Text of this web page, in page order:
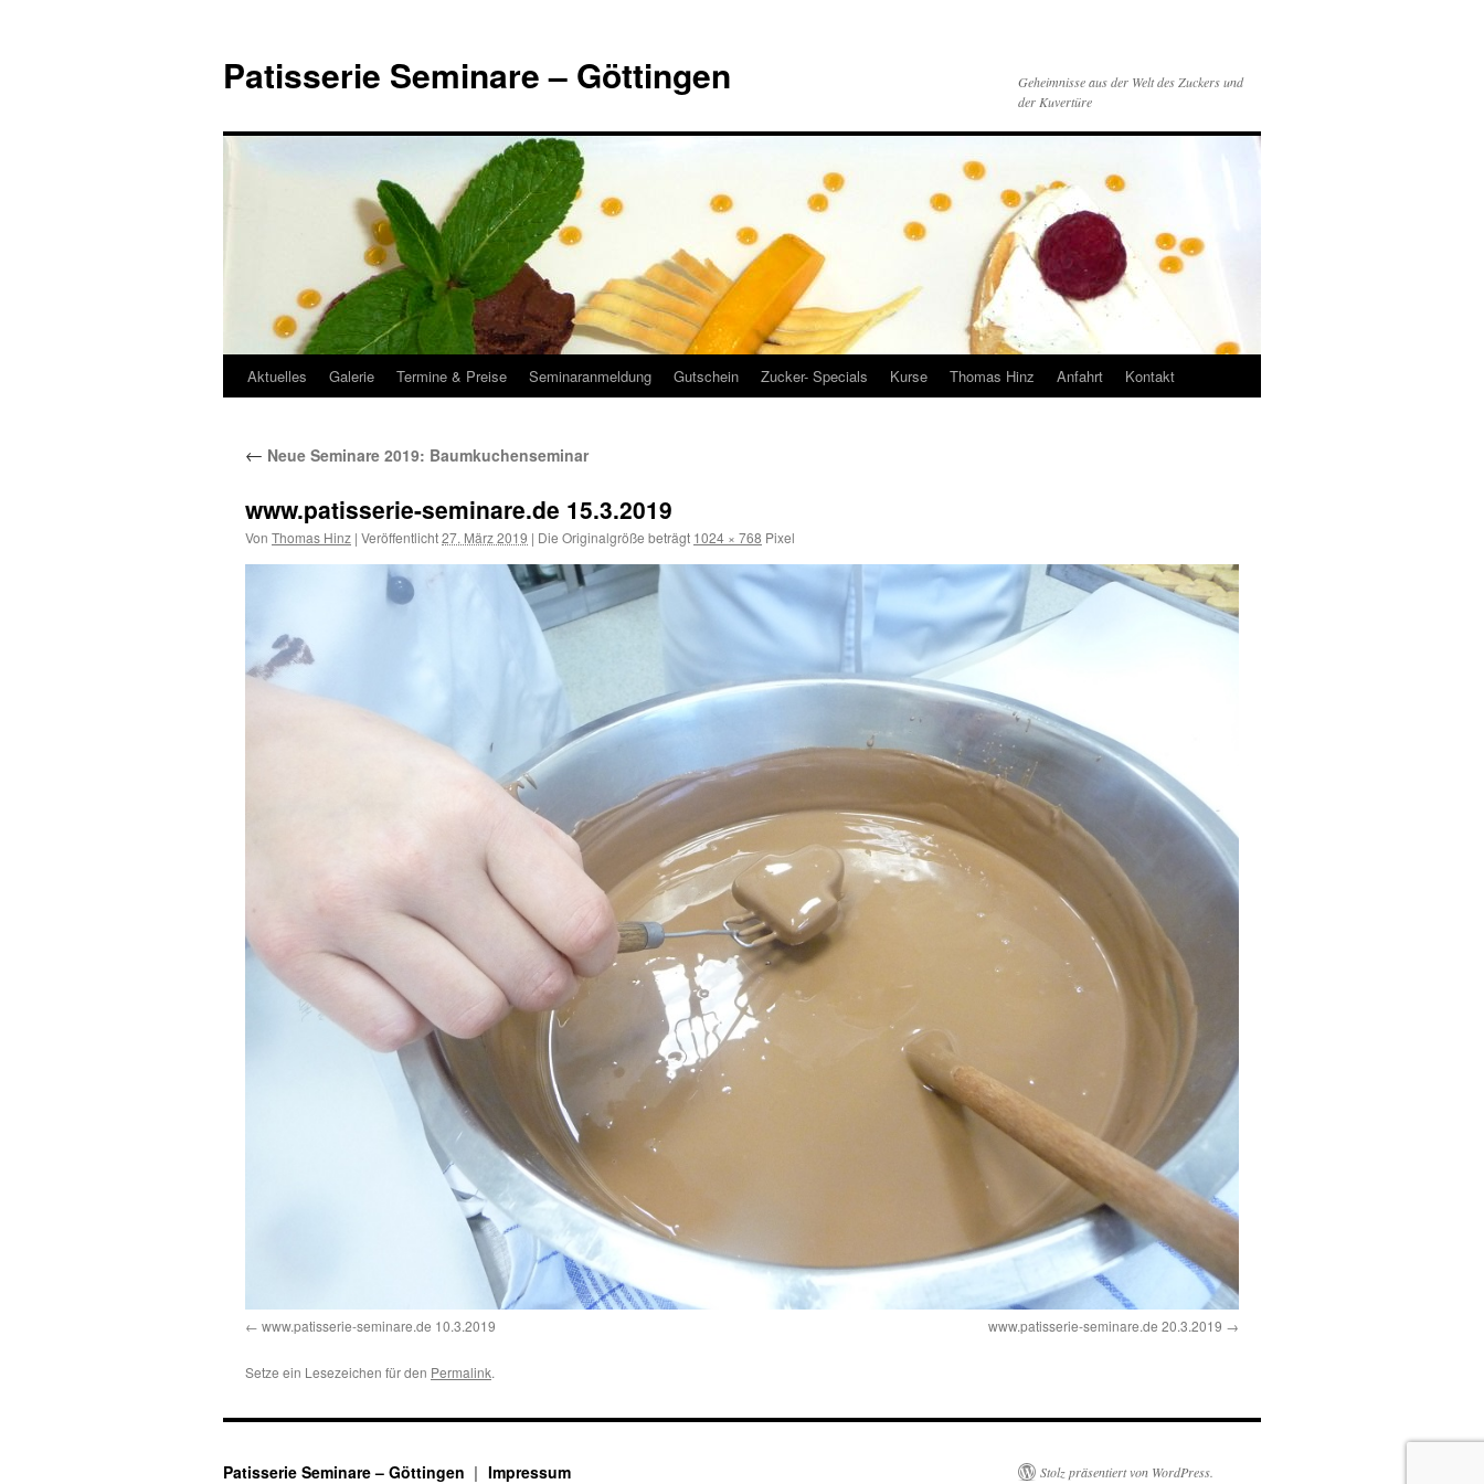
springen
Patisserie Seminare – Göttingen
Geheimnisse aus der Welt des Zuckers und
der Kuvertüre
Aktuelles Galerie Termine & Preise Seminaranmeldung Gutschein Zucker- Specials Kurse Thomas Hinz Anfahrt Kontakt
← Neue Seminare 2019: Baumkuchenseminar
www.patisserie-seminare.de 15.3.2019
Von Thomas Hinz | Veröffentlicht27. März 2019 | Die Originalgröße beträgt 1024 × 768 Pixel
www.patisserie-seminare.de 10.3.2019 www.patisserie-seminare.de 20.3.2019
Setze ein Lesezeichen für den Permalink.
Patisserie Seminare – Göttingen Impressum Stolz präsentiert von WordPress.